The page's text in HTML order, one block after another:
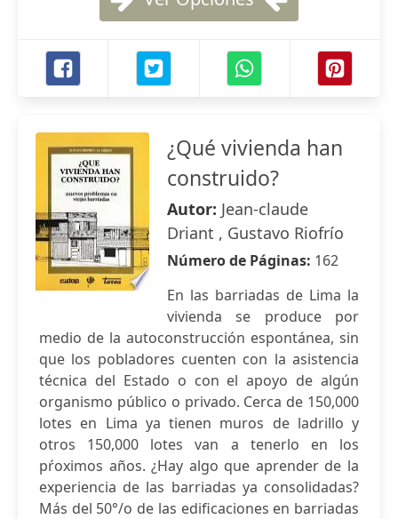
¿Qué vivienda han
construido?
Autor: Jean-claude
Driant , Gustavo Riofrío
Número de Páginas: 162
En las barriadas de Lima la
vivienda se produce por
medio de la autoconstrucción espontánea, sin
que los pobladores cuenten con la asistencia
técnica del Estado o con el apoyo de algún
organismo público o privado. Cerca de 150,000
lotes en Lima ya tienen muros de ladrillo y
otros 150,000 lotes van a tenerlo en los
pŕoximos años. ¿Hay algo que aprender de la
experiencia de las barriadas ya consolidadas?
Más del 50°/o de las edificaciones en barriadas